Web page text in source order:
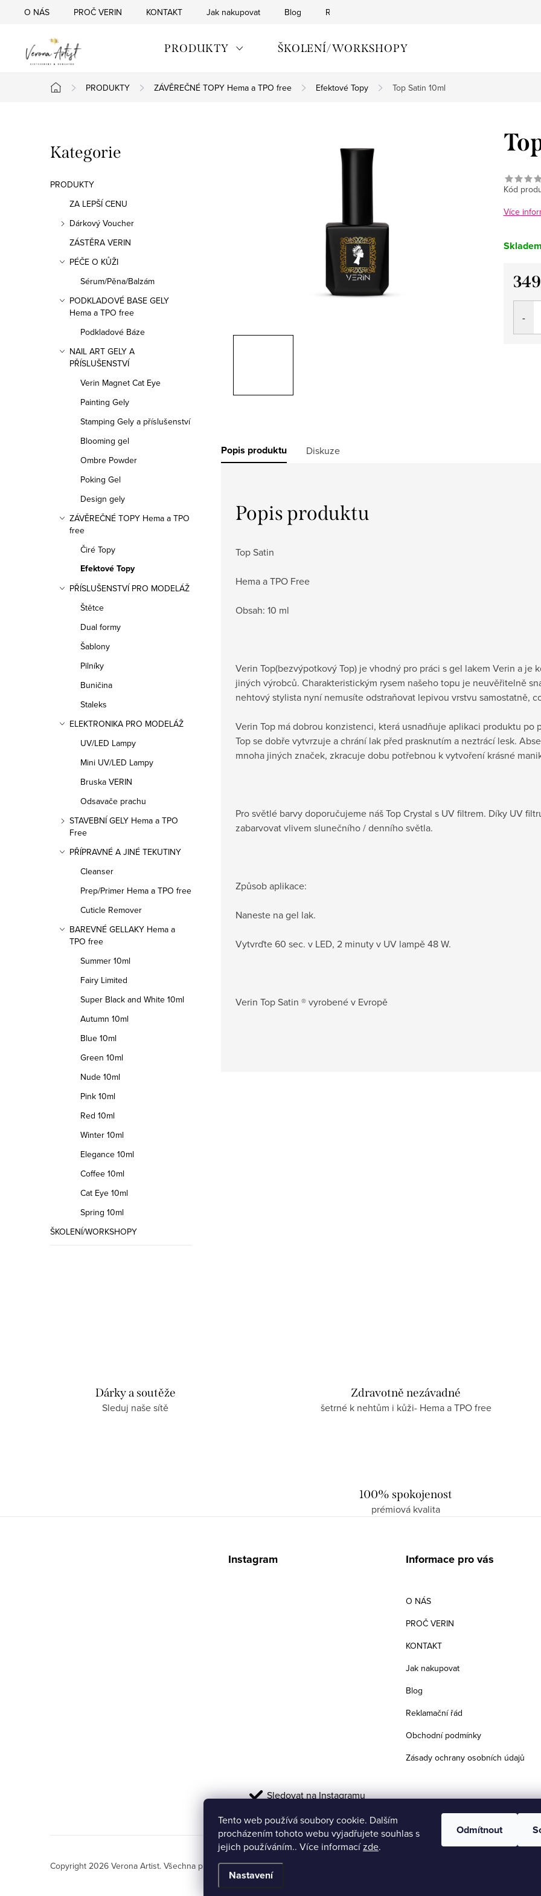
Tento web používá soubory cookie. Dalším
procházením tohoto webu vyjadřujete souhlas s
jejich používáním.. Více informacízde.
Nastavení
Odmítnout
O NÁS PROČ VERIN KONTAKT Jak nakupovat Blog Reklamační řád
PRODUKTY ŠKOLENÍ/WORKSHOPY
Domů
PRODUKTY ZÁVĚREČNÉ TOPY Hema a TPO free Efektové Topy Top Satin 10ml
o
s
n
p
Přeskočit
kategorie
Kategorie
PRODUKTY
ZA LEPŠÍ CENU
Dárkový Voucher
ZÁSTĚRA VERIN
PÉČE O KŮŽI
Sérum/Pěna/Balzám
PODKLADOVÉ BASE GELY
Hema a TPO free
Podkladové Báze
NAIL ART GELY A
PŘÍSLUŠENSTVÍ
Verin Magnet Cat Eye
Painting Gely
Stamping Gely a příslušenství
Blooming gel
Ombre Powder
Poking Gel
Design gely
ZÁVĚREČNÉ TOPY Hema a TPO
free
Čiré Topy
Efektové Topy
PŘÍSLUŠENSTVÍ PRO MODELÁŽ
Štětce
Dual formy
Šablony
Pilníky
Buničina
Staleks
ELEKTRONIKA PRO MODELÁŽ
UV/LED Lampy
Mini UV/LED Lampy
Bruska VERIN
Odsavače prachu
STAVEBNÍ GELY Hema a TPO
Free
PŘÍPRAVNÉ A JINÉ TEKUTINY
Cleanser
Prep/Primer Hema a TPO free
Cuticle Remover
BAREVNÉ GELLAKY Hema a
TPO free
Summer 10ml
Fairy Limited
Super Black and White 10ml
Autumn 10ml
Blue 10ml
Green 10ml
Nude 10ml
Pink 10ml
Red 10ml
Winter 10ml
Elegance 10ml
Coffee 10ml
Cat Eye 10ml
Spring 10ml
ŠKOLENÍ/WORKSHOPY
Kód
Více
Skladem
Měrná
Popis produktu Diskuze
Popis produktu
Top Satin
Hema a TPO Free
Obsah: 10 ml
Verin Top(bezvýpotkový Top) je vhodný pro práci s gel lakem Verin a je
jiných výrobců. Charakteristickým rysem našeho topu je neuvěřitelně
nehtový stylista nyní nemusíte odstraňovat lepivou vrstvu samostatně,
Verin Top má dobrou konzistenci, která usnadňuje aplikaci produktu po
Top se dobře vytvrzuje a chrání lak před prasknutím a neztrácí lesk.
mnoha jiných značek, zkracuje dobu potřebnou k vytvoření krásné
Pro světlé barvy doporučujeme náš Top Crystal s UV filtrem. Díky UV
zabarvovat vlivem slunečního / denního světla.
Způsob aplikace:
Naneste na gel lak.
Vytvrďte 60 sec. v LED, 2 minuty v UV lampě 48 W.
Verin Top Satin ® vyrobené v Evropě
Dárky a soutěže
Sleduj naše sítě
Zdravotně nezávadné
šetrné k nehtům i kůži- Hema a TPO free
100% spokojenost
prémiová kvalita
Instagram
Sledovat na Instagramu
Informace pro vás
O NÁS
PROČ VERIN
KONTAKT
Jak nakupovat
Blog
Reklamační řád
Obchodní podmínky
Zásady ochrany osobních údajů
Copyright 2026 Verona Artist. Všechna práva vyhrazena.